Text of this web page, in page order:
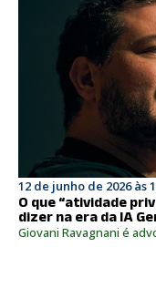
12 de junho de 2026 às
O que “atividade
dizer na era da IA
Giovani Ravagnani é